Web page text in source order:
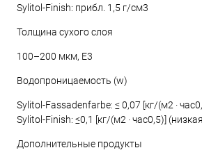
Sylitol-Finish: прибл. 1,5 г/см3
Толщина сухого слоя
100–200 мкм, E3
Водопроницаемость (w)
Sylitol-Fassadenfarbe: ≤ 0,07 [кг/(м2 ·
Sylitol-Finish: ≤0,1 [кг/(м2 · час0,5)]
Дополнительные продукты